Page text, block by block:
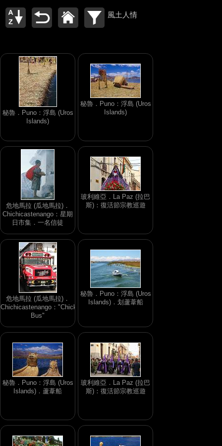
風土人情
秘魯．Puno：浮島 (Uros
Islands)
秘魯．Puno：浮島 (Uros
Islands)
危地馬拉 (瓜地馬拉)．
Chichicastenango：星期
日市集．一名信徒
玻利維亞．La Paz (拉巴
斯)：復活節宗教巡遊
危地馬拉 (瓜地馬拉)．
Chichicastenango："Chicken
Bus"
秘魯．Puno：浮島 (Uros
Islands)．划蘆葦船
秘魯．Puno：浮島 (Uros
Islands)．蘆葦船
玻利維亞．La Paz (拉巴
斯)：復活節宗教巡遊